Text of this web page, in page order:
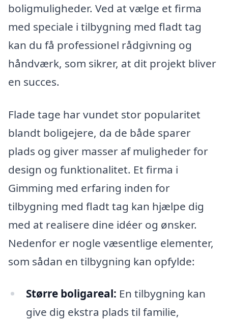
boligmuligheder. Ved at vælge et firma
med speciale i tilbygning med fladt tag
kan du få professionel rådgivning og
håndværk, som sikrer, at dit projekt bliver
en succes.
Flade tage har vundet stor popularitet
blandt boligejere, da de både sparer
plads og giver masser af muligheder for
design og funktionalitet. Et firma i
Gimming med erfaring inden for
tilbygning med fladt tag kan hjælpe dig
med at realisere dine idéer og ønsker.
Nedenfor er nogle væsentlige elementer,
som sådan en tilbygning kan opfylde:
Større boligareal: En tilbygning kan
give dig ekstra plads til familie,